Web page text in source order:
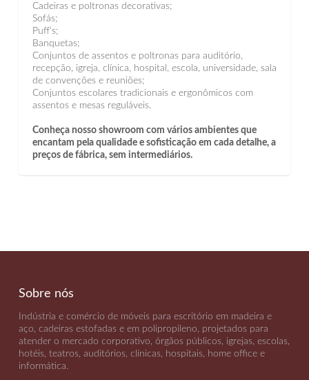
Cadeiras e poltronas decorativas;
Sofás;
Puff’s;
Banquetas;
Conjuntos de assentos e poltronas para auditório,
recepção, igreja, clínica, hospital, escola, universidade, sala
de convenções e reuniões;
Conjuntos escolares tradicionais e ergonômicos com
assentos e mesas reguláveis.
Conheça nosso showroom com vários ambientes que
encantam pela qualidade e sofisticação em cada detalhe, a
preços de fábrica, sem intermediários.
Sobre nós
Indústria e comércio de móveis para escritório em madeira e
aço, cadeiras estofadas e em polipropileno, projetados para
atender o mercado corporativo, órgãos públicos, igrejas, escolas,
hotéis, teatros, auditórios, clínicas, hospitais, home office e
informática.